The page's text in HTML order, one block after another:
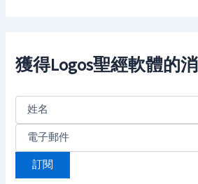
f
o
:
獲得Logos聖經軟體的